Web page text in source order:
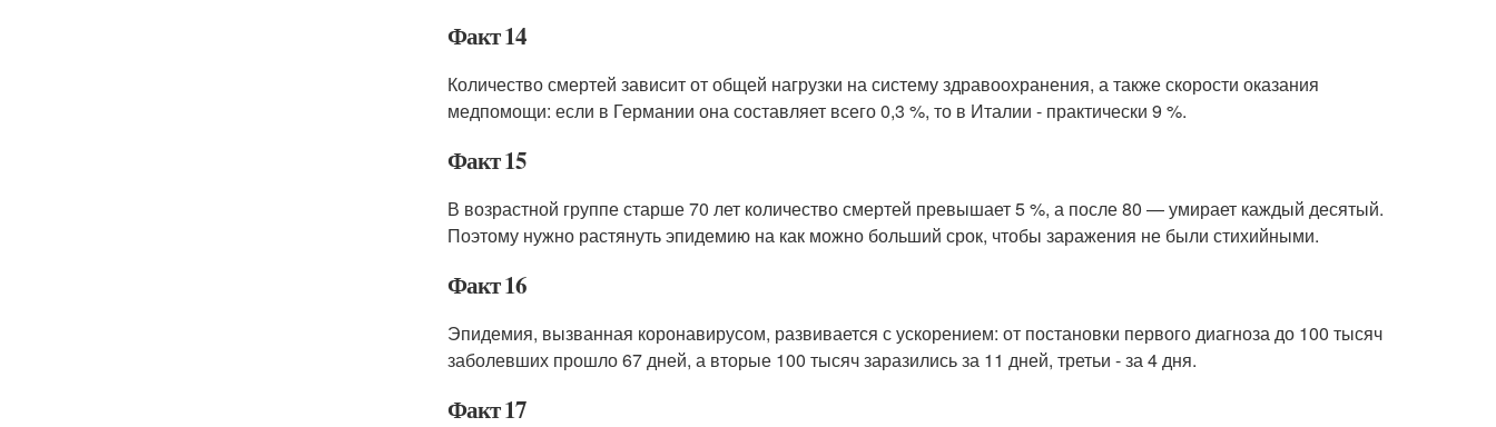
Факт 14
Количество смертей зависит от общей нагрузки на систему здравоохранения, а также скорости оказания
медпомощи: если в Германии она составляет всего 0,3 %, то в Италии - практически 9 %.
Факт 15
В возрастной группе старше 70 лет количество смертей превышает 5 %, а после 80 — умирает каждый десятый.
Поэтому нужно растянуть эпидемию на как можно больший срок, чтобы заражения не были стихийными.
Факт 16
Эпидемия, вызванная коронавирусом, развивается с ускорением: от постановки первого диагноза до 100 тысяч
заболевших прошло 67 дней, а вторые 100 тысяч заразились за 11 дней, третьи - за 4 дня.
Факт 17